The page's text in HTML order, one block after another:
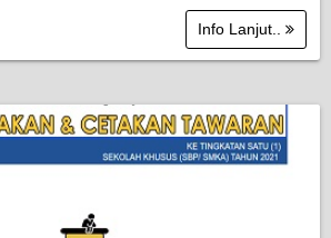
Info Lanjut..